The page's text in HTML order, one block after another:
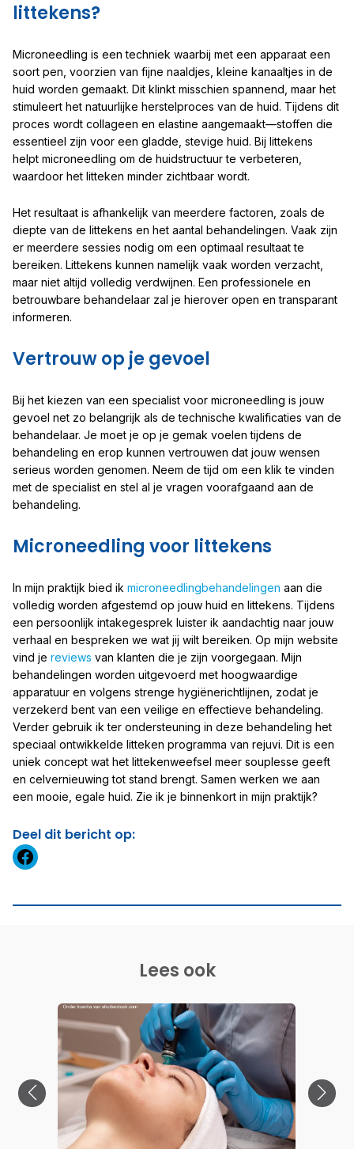
littekens?
Microneedling is een techniek waarbij met een apparaat een
soort pen, voorzien van fijne naaldjes, kleine kanaaltjes in de
huid worden gemaakt. Dit klinkt misschien spannend, maar het
stimuleert het natuurlijke herstelproces van de huid. Tijdens dit
proces wordt collageen en elastine aangemaakt—stoffen die
essentieel zijn voor een gladde, stevige huid. Bij littekens
helpt microneedling om de huidstructuur te verbeteren,
waardoor het litteken minder zichtbaar wordt.
Het resultaat is afhankelijk van meerdere factoren, zoals de
diepte van de littekens en het aantal behandelingen. Vaak zijn
er meerdere sessies nodig om een optimaal resultaat te
bereiken. Littekens kunnen namelijk vaak worden verzacht,
maar niet altijd volledig verdwijnen. Een professionele en
betrouwbare behandelaar zal je hierover open en transparant
informeren.
Vertrouw op je gevoel
Bij het kiezen van een specialist voor microneedling is jouw
gevoel net zo belangrijk als de technische kwalificaties van de
behandelaar. Je moet je op je gemak voelen tijdens de
behandeling en erop kunnen vertrouwen dat jouw wensen
serieus worden genomen. Neem de tijd om een klik te vinden
met de specialist en stel al je vragen voorafgaand aan de
behandeling.
Microneedling voor littekens
In mijn praktijk bied ik microneedlingbehandelingen aan die
volledig worden afgestemd op jouw huid en littekens. Tijdens
een persoonlijk intakegesprek luister ik aandachtig naar jouw
verhaal en bespreken we wat jij wilt bereiken. Op mijn website
vind je reviews van klanten die je zijn voorgegaan. Mijn
behandelingen worden uitgevoerd met hoogwaardige
apparatuur en volgens strenge hygiënerichtlijnen, zodat je
verzekerd bent van een veilige en effectieve behandeling.
Verder gebruik ik ter ondersteuning in deze behandeling het
speciaal ontwikkelde litteken programma van rejuvi. Dit is een
uniek concept wat het littekenweefsel meer souplesse geeft
en celvernieuwing tot stand brengt. Samen werken we aan
een mooie, egale huid. Zie ik je binnenkort in mijn praktijk?
Deel dit bericht op:
https://www.facebook.com
Lees ook